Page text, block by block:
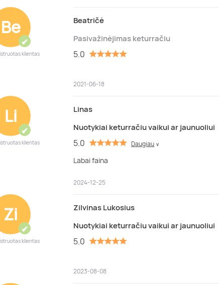
Be
✔
klientas
Beatričė
Pasivažinėjimas keturračiu
5.0
2021-06-18
Li
✔
klientas
Linas
Nuotykiai keturračiu vaikui ar jaunuoliui
5.0 Daugiau ∨
Labai faina
2024-12-25
Zi
✔
klientas
Zilvinas Lukosius
Nuotykiai keturračiu vaikui ar jaunuoliui
5.0
2023-08-08